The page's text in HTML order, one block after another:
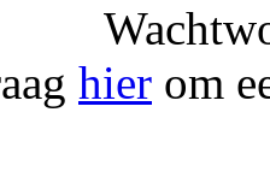
hier om